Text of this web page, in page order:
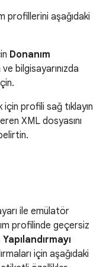
profillerini aşağıdaki
Donanım
ve bilgisayarınızda
profili sağ tıklayın
XML dosyasını
ile emülatör
profilinde geçersiz
Yapılandırmayı
için aşağıdaki